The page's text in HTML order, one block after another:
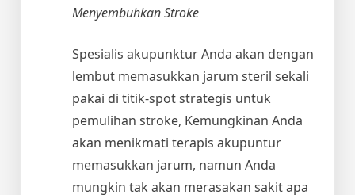
Menyembuhkan Stroke
Spesialis akupunktur Anda akan dengan
lembut memasukkan jarum steril sekali
pakai di titik-spot strategis untuk
pemulihan stroke, Kemungkinan Anda
akan menikmati terapis akupuntur
memasukkan jarum, namun Anda
mungkin tak akan merasakan sakit apa